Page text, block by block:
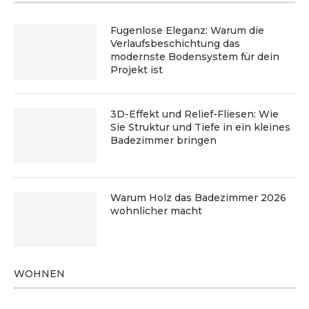
Fugenlose Eleganz: Warum die
Verlaufsbeschichtung das
modernste Bodensystem für dein
Projekt ist
3D-Effekt und Relief-Fliesen: Wie
Sie Struktur und Tiefe in ein kleines
Badezimmer bringen
Warum Holz das Badezimmer 2026
wohnlicher macht
WOHNEN